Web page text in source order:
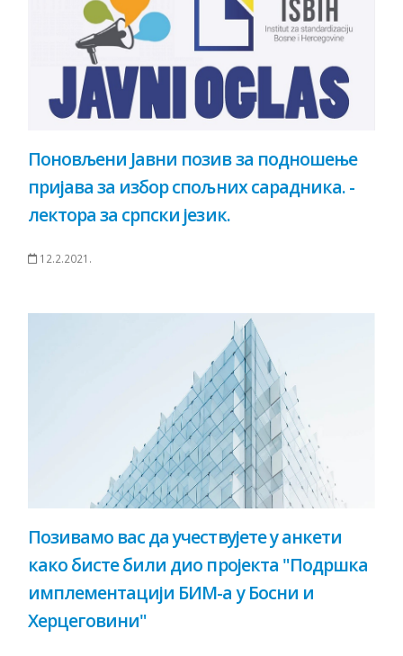
Поновљени Јавни позив за подношење
пријава за избор спољних сарадника. -
лектора за српски језик.
12.2.2021.
Позивамо вас да учествујете у анкети
како бисте били дио пројекта "Подршка
имплементацији БИМ-а у Босни и
Херцеговини"